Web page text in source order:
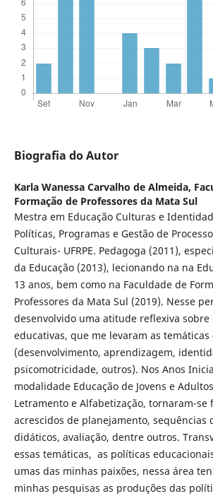
Biografia do Autor
Karla Wanessa Carvalho de Almeida,
Formação de Professores da Mata Sul
Mestra em Educação Culturas e
Políticas, Programas e Gestão de
Culturais- UFRPE. Pedagoga (2011),
da Educação (2013), lecionando na na
13 anos, bem como na Faculdade de
Professores da Mata Sul (2019). Nesse
desenvolvido uma atitude reflexiva sobre
educativas, que me levaram as
(desenvolvimento, aprendizagem,
psicomotricidade, outros). Nos Anos
modalidade Educação de Jovens e
Letramento e Alfabetização, tornaram-se
acrescidos de planejamento, sequências
didáticos, avaliação, dentre outros.
essas temáticas, as políticas
umas das minhas paixões, nessa área
minhas pesquisas as produções das